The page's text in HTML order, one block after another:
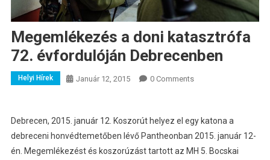
Megemlékezés a doni katasztrófa
72. évfordulóján Debrecenben
Helyi Hírek Január 12, 2015 0 Comments
Debrecen, 2015. január 12. Koszorút helyez el egy katona a
debreceni honvédtemetőben lévő Pantheonban 2015. január 12-
én. Megemlékezést és koszorúzást tartott az MH 5. Bocskai